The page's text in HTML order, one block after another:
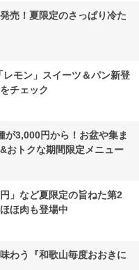
売！夏限定のさっぱり冷た
モン」スイーツ＆パン新登
チェック
が3,000円から！お盆や集ま
おトクな期間限定メニュー
」など夏限定の旨ねた第2
ほ肉も登場中
わう『和歌山毎度おおきに